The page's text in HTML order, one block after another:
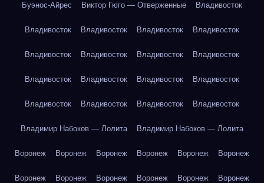
Буэнос-Айрес Виктор Гюго — Отверженные Владивосток
Владивосток Владивосток Владивосток Владивосток
Владивосток Владивосток Владивосток Владивосток
Владивосток Владивосток Владивосток Владивосток
Владивосток Владивосток Владивосток Владивосток
Владимир Набоков — Лолита Владимир Набоков — Лолита
Воронеж Воронеж Воронеж Воронеж Воронеж Воронеж
Воронеж Воронеж Воронеж Воронеж Воронеж Воронеж